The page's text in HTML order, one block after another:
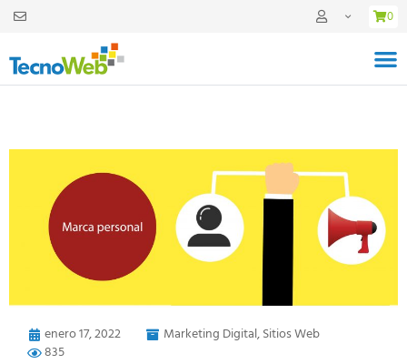
0
enero 17, 2022 Marketing Digital,Sitios Web
835